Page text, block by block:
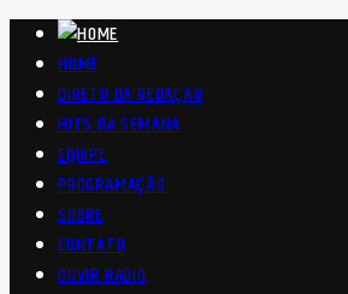
HOME
DIRETO DA REDAÇÃO
HITS DA SEMANA
EQUIPE
PROGRAMAÇÃO
SOBRE
CONTATO
OUVIR RÁDIO